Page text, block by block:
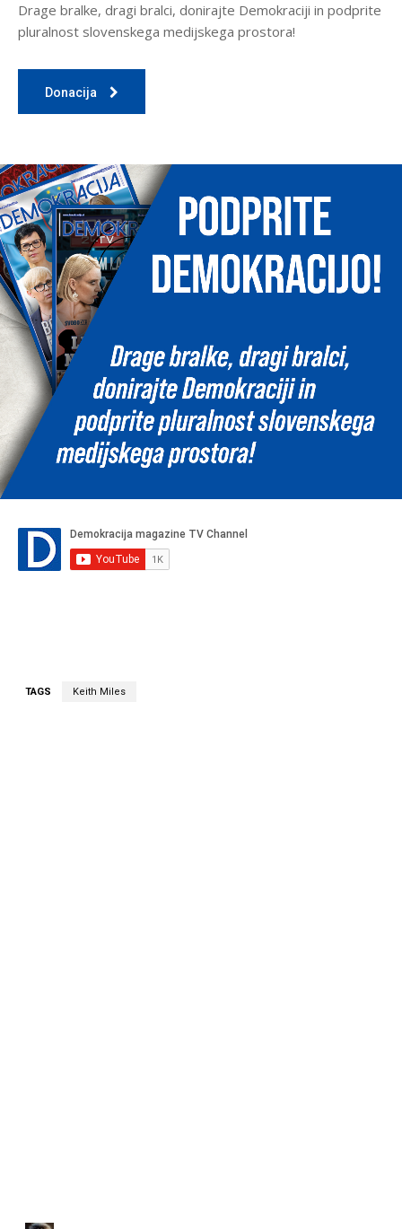
Drage bralke, dragi bralci, donirajte Demokraciji in podprite
pluralnost slovenskega medijskega prostora!
Donacija
TAGS Keith Miles